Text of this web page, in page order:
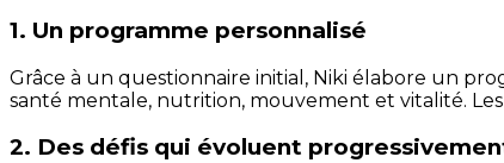
1. Un programme personnalisé
Grâce à un questionnaire initial, Niki élabore un
santé mentale, nutrition, mouvement et vitalité.
2. Des défis qui évoluent